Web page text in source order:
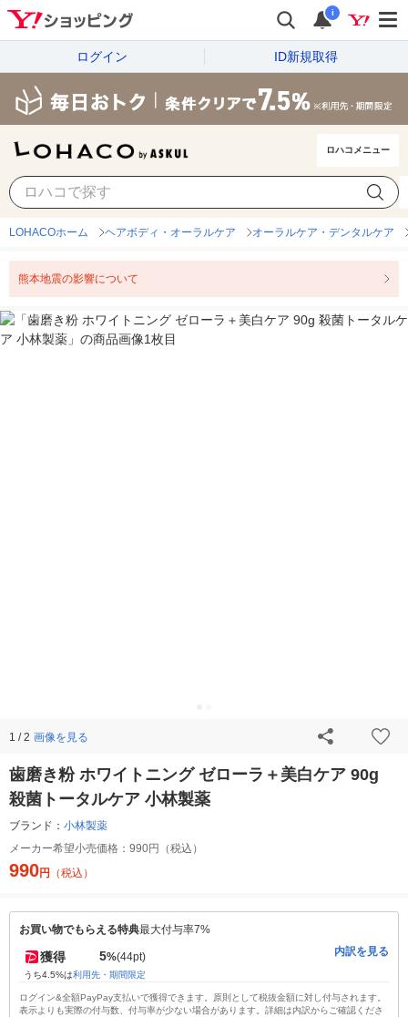
i
ログイン ID新規取得
ロハコメニュー
LOHACOホーム ヘアボディ・オーラルケア オーラルケア・デンタルケア
熊本地震の影響について
1 / 2 画像を見る
歯磨き粉 ホワイトニング ゼローラ＋美白ケア 90g
殺菌トータルケア 小林製薬
ブランド： 小林製薬
メーカー希望小売価格： 990円（税込）
990円 （税込）
お買い物でもらえる特典最大付与率7%
獲得 5%(44pt)
うち4.5%は利用先・期間限定
内訳を見る
ログイン&全額PayPay支払いで獲得できます。原則として税抜金額に対し付与されます。
表示よりも実際の付与数、付与率が少ない場合があります。詳細は内訳からご確認くださ